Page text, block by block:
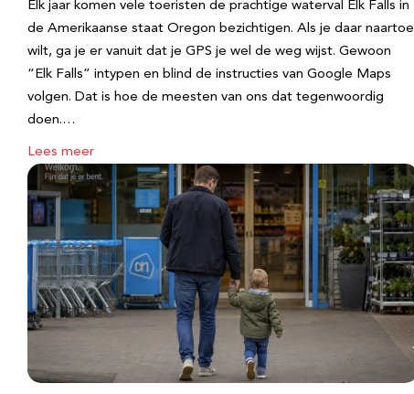
Elk jaar komen vele toeristen de prachtige waterval Elk Falls in
de Amerikaanse staat Oregon bezichtigen. Als je daar naartoe
wilt, ga je er vanuit dat je GPS je wel de weg wijst. Gewoon
“Elk Falls” intypen en blind de instructies van Google Maps
volgen. Dat is hoe de meesten van ons dat tegenwoordig
doen.…
Lees meer